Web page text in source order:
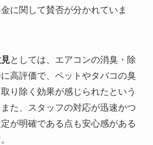
に関して賛否が分かれていま
としては、エアコンの消臭・除
高評価で、ペットやタバコの臭
り除く効果が感じられたという
た、スタッフの対応が迅速かつ
が明確である点も安心感がある